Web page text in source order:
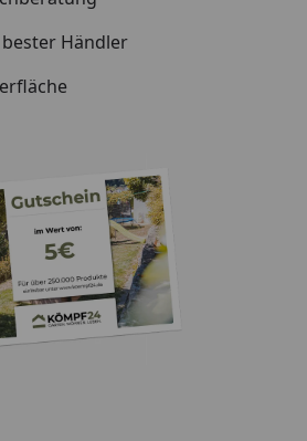
Händler